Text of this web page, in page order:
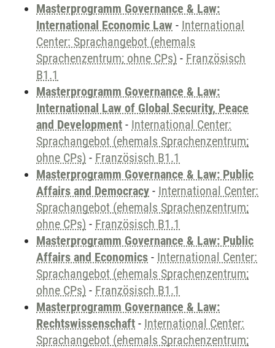
Masterprogramm Governance & Law:
International Economic Law - International
Center: Sprachangebot (ehemals
Sprachenzentrum; ohne CPs) - Französisch
B1.1
Masterprogramm Governance & Law:
International Law of Global Security, Peace
and Development - International Center:
Sprachangebot (ehemals Sprachenzentrum;
ohne CPs) - Französisch B1.1
Masterprogramm Governance & Law: Public
Affairs and Democracy - International Center:
Sprachangebot (ehemals Sprachenzentrum;
ohne CPs) - Französisch B1.1
Masterprogramm Governance & Law: Public
Affairs and Economics - International Center:
Sprachangebot (ehemals Sprachenzentrum;
ohne CPs) - Französisch B1.1
Masterprogramm Governance & Law:
Rechtswissenschaft - International Center:
Sprachangebot (ehemals Sprachenzentrum;